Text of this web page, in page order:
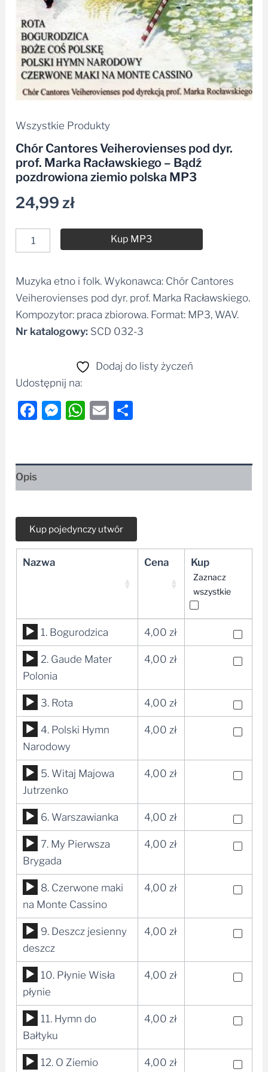
Wszystkie Produkty
Chór Cantores Veiherovienses pod dyr.
prof. Marka Racławskiego – Bądź
pozdrowiona ziemio polska MP3
24,99zł
polska
MP3
Kup MP3
Alternative:
Muzyka etno i folk. Wykonawca: Chór Cantores
Veiherovienses pod dyr. prof. Marka Racławskiego.
Kompozytor: praca zbiorowa. Format: MP3, WAV.
Nr katalogowy: SCD 032-3
Dodaj do listy życzeń
Udostępnij na:
Facebook
Messenger
WhatsApp
Email
Opis
Nazwa Cena Kup
Zaznacz
wszystkie
Odtwarzacz
plików
dźwiękowych
1. Bogurodzica 4,00 zł
Odtwarzacz
plików
dźwiękowych
2. Gaude Mater
Polonia
4,00 zł
Odtwarzacz
plików
dźwiękowych
3. Rota 4,00 zł
Odtwarzacz
plików
dźwiękowych
4. Polski Hymn
Narodowy
4,00 zł
Odtwarzacz
plików
dźwiękowych
5. Witaj Majowa
Jutrzenko
4,00 zł
Odtwarzacz
plików
dźwiękowych
6. Warszawianka 4,00 zł
Odtwarzacz
plików
dźwiękowych
7. My Pierwsza
Brygada
4,00 zł
Odtwarzacz
plików
dźwiękowych
8. Czerwone maki
na Monte Cassino
4,00 zł
Odtwarzacz
plików
dźwiękowych
9. Deszcz jesienny
deszcz
4,00 zł
Odtwarzacz
plików
dźwiękowych
10. Płynie Wisła
płynie
4,00 zł
Odtwarzacz
plików
dźwiękowych
11. Hymn do
Bałtyku
4,00 zł
Odtwarzacz
12. O Ziemio 4,00 zł